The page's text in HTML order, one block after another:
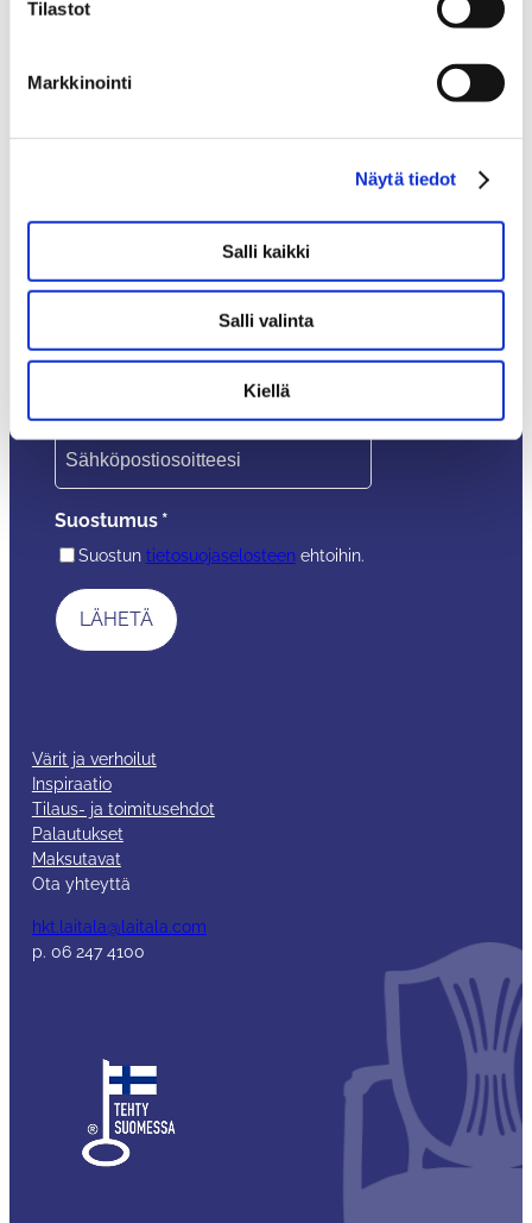
Tilastot
Markkinointi
Näytä tiedot
Salli kaikki
Salli valinta
Kiellä
Toimitusehdot
Huonekalutehdas Laitala Oy
tarjouksista tai uutuuksista – Tilaa uutiskirje!
Uutiskirjeen tilaajana saat -10 % alekoodin.
Nimi*
Suostumus *
Suostun tietosuojaselosteen ehtoihin.
Värit ja verhoilut
Inspiraatio
Tilaus- ja toimitusehdot
Palautukset
Maksutavat
Ota yhteyttä
hkt.laitala@laitala.com
p. 06 247 4100